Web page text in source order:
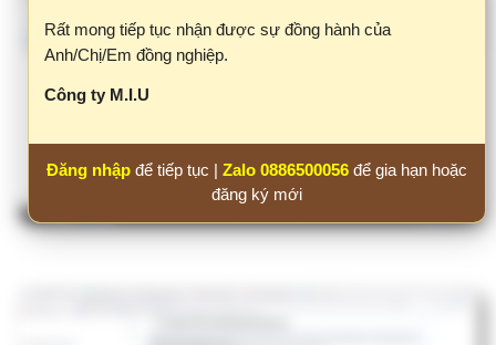
đăng ký mới